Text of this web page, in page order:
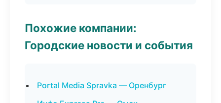
Похожие компании:
Городские новости и события
Portal Media Spravka — Оренбург